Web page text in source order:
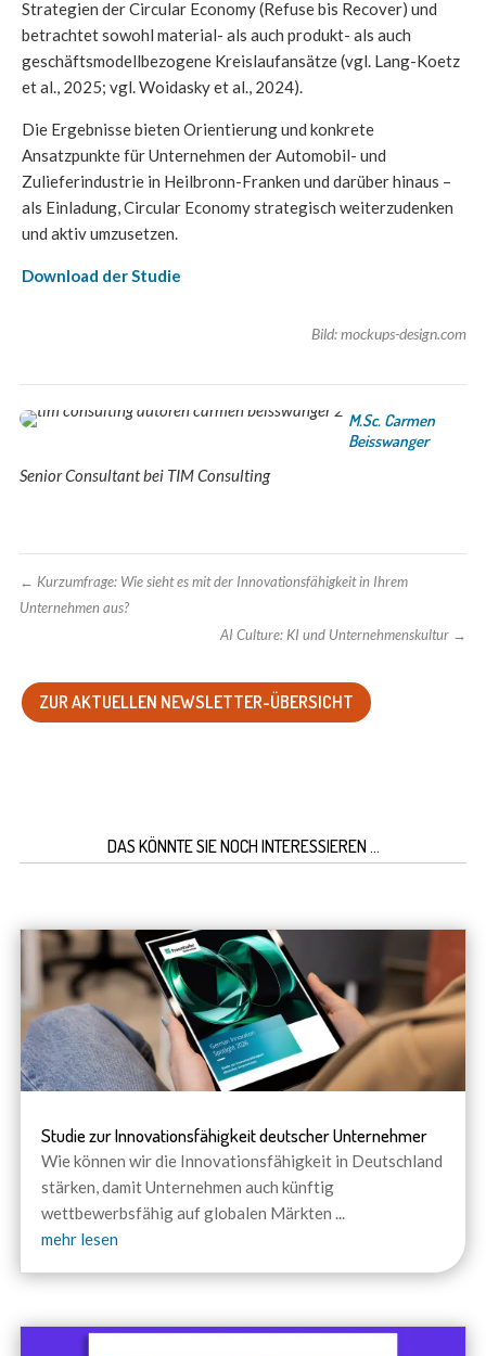
Strategien der Circular Economy (Refuse bis Recover) und
betrachtet sowohl material- als auch produkt- als auch
geschäftsmodellbezogene Kreislaufansätze (vgl. Lang-Koetz
et al., 2025; vgl. Woidasky et al., 2024).
Die Ergebnisse bieten Orientierung und konkrete
Ansatzpunkte für Unternehmen der Automobil- und
Zulieferindustrie in Heilbronn-Franken und darüber hinaus –
als Einladung, Circular Economy strategisch weiterzudenken
und aktiv umzusetzen.
Download der Studie
Bild: mockups-design.com
M.Sc. Carmen
Beisswanger
Senior Consultant bei TIM Consulting
← Kurzumfrage: Wie sieht es mit der Innovationsfähigkeit in Ihrem
Unternehmen aus?
AI Culture: KI und Unternehmenskultur →
ZUR AKTUELLEN NEWSLETTER-ÜBERSICHT
DAS KÖNNTE SIE NOCH INTERESSIEREN …
Studie zur Innovationsfähigkeit deutscher Unternehmer
Wie können wir die Innovationsfähigkeit in Deutschland
stärken, damit Unternehmen auch künftig
wettbewerbsfähig auf globalen Märkten ...
mehr lesen